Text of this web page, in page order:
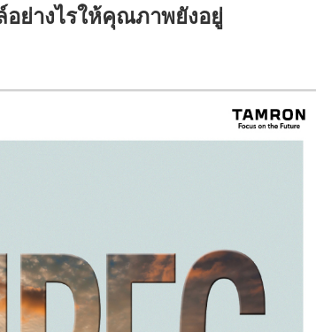
อย่างไรให้คุณภาพยังอยู่